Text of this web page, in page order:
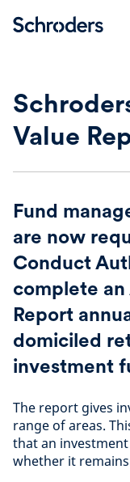
Value
Fund
are now
Conduct
complete an
Report
domiciled
investment
The report gives
range of areas.
that an
whether it